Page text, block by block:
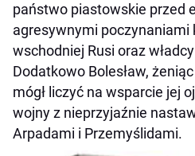
państwo piastowskie przed
agresywnymi poczynaniami
wschodniej Rusi oraz
Dodatkowo Bolesław,
mógł liczyć na wsparcie jej
wojny z nieprzyjaźnie
Arpadami i Przemyślidami.